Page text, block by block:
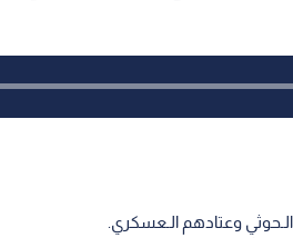
وعتادهم الـعسكري.